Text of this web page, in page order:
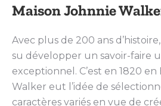
Maison Johnnie
Avec plus de 200 ans
su développer un savoir-faire
exceptionnel. C’est en 1820 en
Walker eut l’idée de
caractères variés en vue de